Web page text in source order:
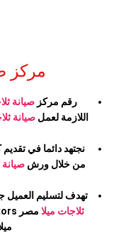
مركز
رقم مركزصيانة
اللازمة لعملصيانة
نجتهد دائما في
من خلال ورشصيانة
تهدف لتسليم العميل
ثلاجات ميلا مصر miele refrigerators علي الخط الساخن لصيانة